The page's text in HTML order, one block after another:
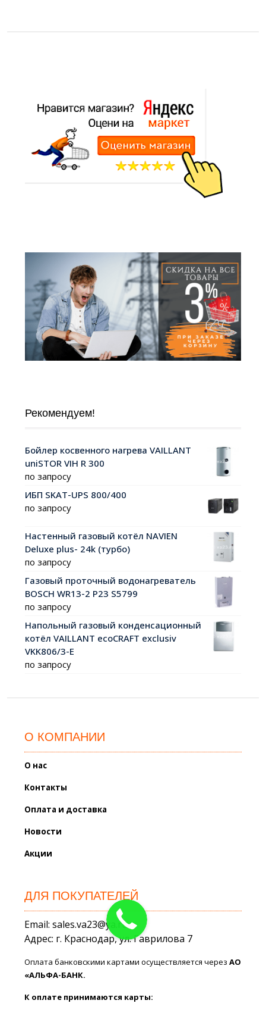
Рекомендуем!
Бойлер косвенного нагрева VAILLANT
uniSTOR VIH R 300
по запросу
ИБП SKAT-UPS 800/400
по запросу
Настенный газовый котёл NAVIEN
Deluxe plus- 24k (турбо)
по запросу
Газовый проточный водонагреватель
BOSCH WR13-2 P23 S5799
по запросу
Напольный газовый конденсационный
котёл VAILLANT ecoCRAFT exclusiv
VKK806/3-E
по запросу
О КОМПАНИИ
О нас
Контакты
Оплата и доставка
Новости
Акции
ДЛЯ ПОКУПАТЕЛЕЙ
Email: sales.va23@ya.ru
Адрес: г. Краснодар, ул. Гаврилова 7
Оплата банковскими картами осуществляется черезАО
«АЛЬФА-БАНК.
К оплате принимаются карты: